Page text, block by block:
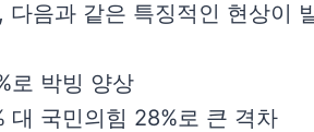
다음과 같은 특징적인 현상이
로 박빙 양상
대 국민의힘 28%로 큰 격차